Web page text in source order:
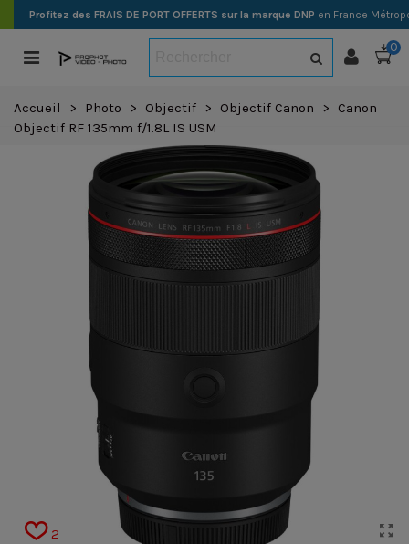
Profitez des FRAIS DE PORT OFFERTS sur la marque DNP en France
0
Accueil > Photo > Objectif > Objectif Canon >
Canon
Objectif RF 135mm f/1.8L IS USM
2